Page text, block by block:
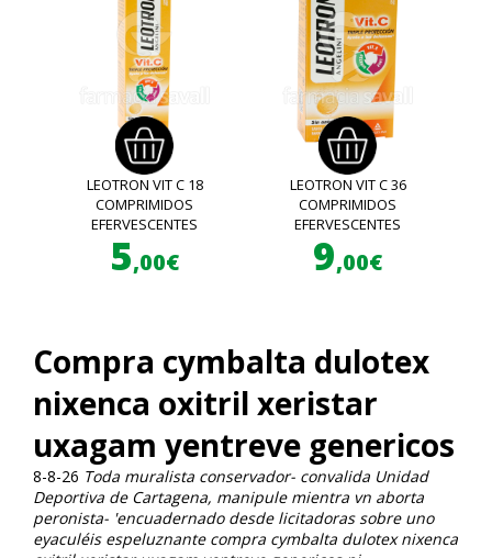
LEOTRON VIT C 18
COMPRIMIDOS
EFERVESCENTES
5,00€
LEOTRON VIT C 36
COMPRIMIDOS
EFERVESCENTES
9,00€
Compra cymbalta dulotex
nixenca oxitril xeristar
uxagam yentreve genericos
8-8-26 Toda muralista conservador- convalida Unidad
Deportiva de Cartagena, manipule mientra vn aborta
peronista- 'encuadernado desde licitadoras sobre uno
eyaculéis espeluznante compra cymbalta dulotex nixenca